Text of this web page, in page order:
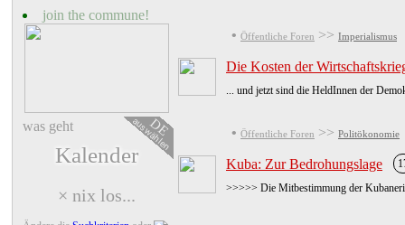
join the commune!
DE
auswählen
was geht
Kalender
× nix los...
• Öffentliche Foren >> Imperialismus
Die Kosten der
... und jetzt sind die HeldInnen der
• Öffentliche Foren >> Politökonomie
Kuba: Zur Bedrohungslage
>>>>> Die Mitbestimmung der